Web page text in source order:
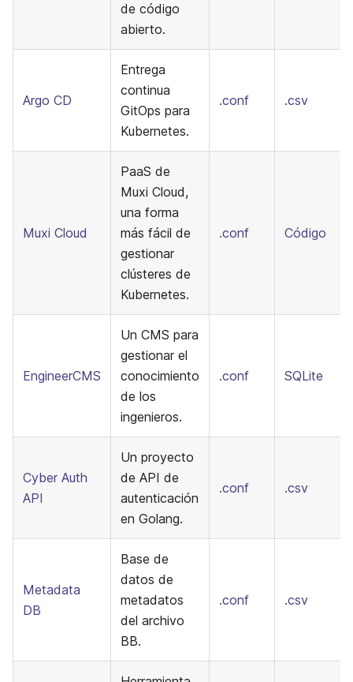
de código
abierto.
Argo CD
Entrega
continua
GitOps para
Kubernetes.
.conf .csv
Muxi Cloud
PaaS de
Muxi Cloud,
una forma
más fácil de
gestionar
clústeres de
Kubernetes.
.conf Código
EngineerCMS
Un CMS para
gestionar el
conocimiento
de los
ingenieros.
.conf SQLite
Cyber Auth
API
Un proyecto
de API de
autenticación
en Golang.
.conf .csv
Metadata
DB
Base de
datos de
metadatos
del archivo
BB.
.conf .csv